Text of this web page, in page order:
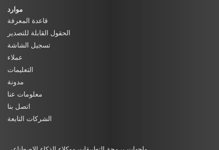
موارد
قاعدة المعرفة
الحقول القابلة للتصدير
تسجيل الشاشة
عملاء
التعليمات
مدونة
معلومات عنا
اتصل بنا
الشركات التابعة